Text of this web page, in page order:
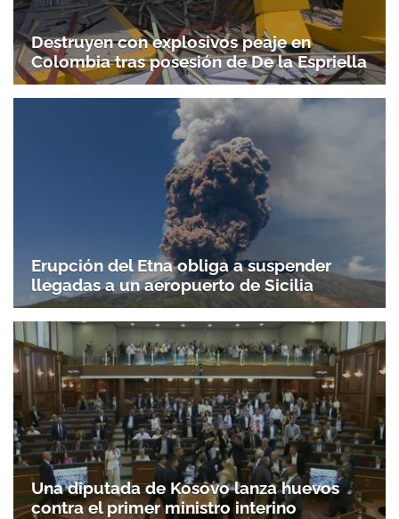
Destruyen con explosivos peaje en
Colombia tras posesión de De la Espriella
Erupción del Etna obliga a suspender
llegadas a un aeropuerto de Sicilia
Una diputada de Kosovo lanza huevos
contra el primer ministro interino